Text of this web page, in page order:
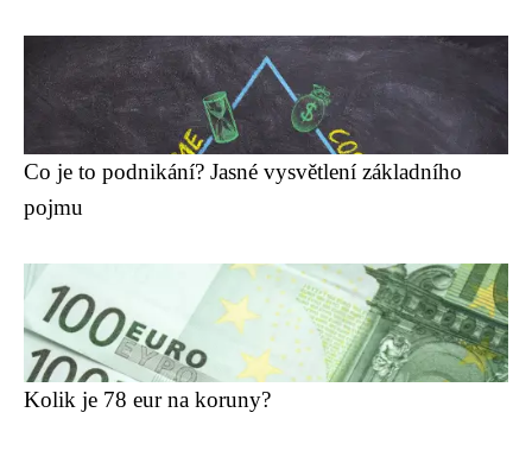
Co je to podnikání? Jasné vysvětlení základního
pojmu
Kolik je 78 eur na koruny?